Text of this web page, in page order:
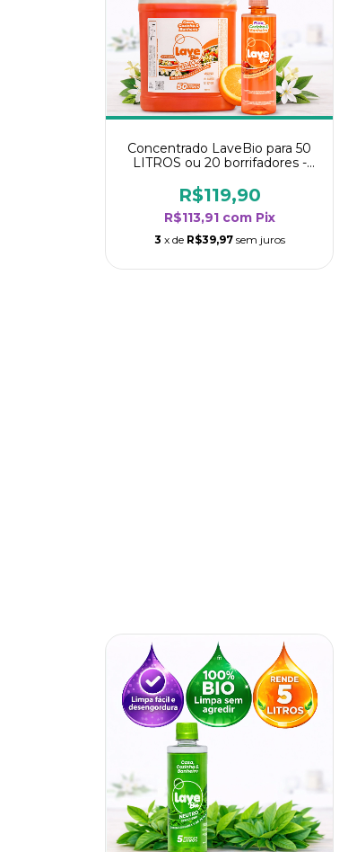
Concentrado LaveBio para 50
LITROS ou 20 borrifadores -
- Flor de Laranjeira
R$119,90
R$113,91 com Pix
3 x de R$39,97 sem juros